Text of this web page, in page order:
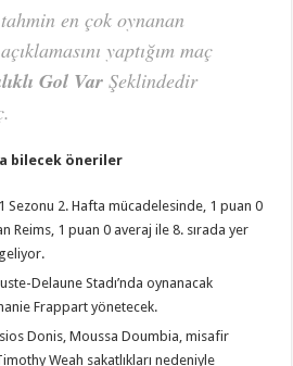
en çok oynanan
yaptığım maç
Gol VarŞeklindedir
bilecek öneriler
Sezonu 2. Hafta mücadelesinde, 1 puan 0
Reims, 1 puan 0 averaj ile 8. sırada yer
Delaune Stadı’nda oynanacak
Frappart yönetecek.
Donis, Moussa Doumbia, misafir
Weah sakatlıkları nedeniyle